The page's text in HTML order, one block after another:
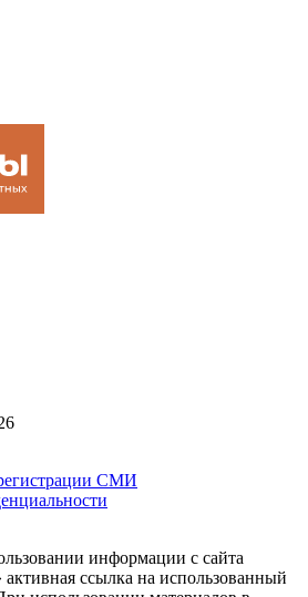
СМИ
информации с сайта
ссылка на использованный